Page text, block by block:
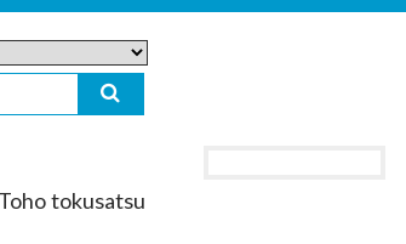
tokusatsu